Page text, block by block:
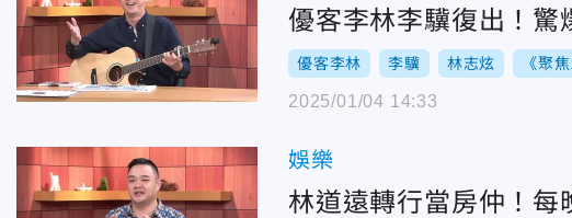
優客李林李驥復出！驚
優客李林 李驥 林志炫 《聚
2025/01/04 14:33
娛樂
林道遠轉行當房仲！